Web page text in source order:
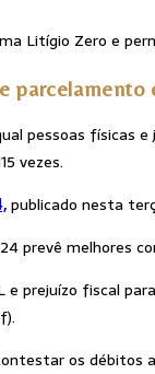
parcelamento
pessoas físicas e
vezes.
publicado nesta
melhores
e prejuízo fiscal
os débitos